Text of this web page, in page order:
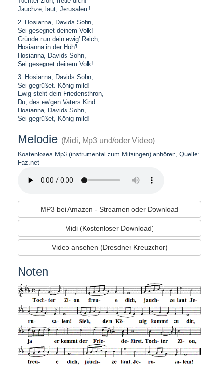
Jauchze, laut, Jerusalem!
2. Hosianna, Davids Sohn,
Sei gesegnet deinem Volk!
Gründe nun dein ewig' Reich,
Hosianna in der Höh'!
Hosianna, Davids Sohn,
Sei gesegnet deinem Volk!
3. Hosianna, Davids Sohn,
Sei gegrüßet, König mild!
Ewig steht dein Friedensthron,
Du, des ew'gen Vaters Kind.
Hosianna, Davids Sohn,
Sei gegrüßet, König mild!
Melodie (Midi, Mp3 und/oder Video)
Kostenloses Mp3 (instrumental zum Mitsingen) anhören, Quelle:
Faz.net
MP3 bei Amazon - Streamen oder Download
Midi (Kostenloser Download)
Video ansehen (Dresdner Kreuzchor)
Noten